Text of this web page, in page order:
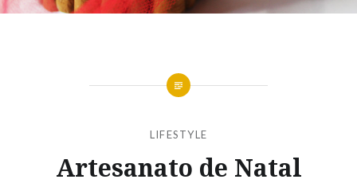
LIFESTYLE
Artesanato de Natal